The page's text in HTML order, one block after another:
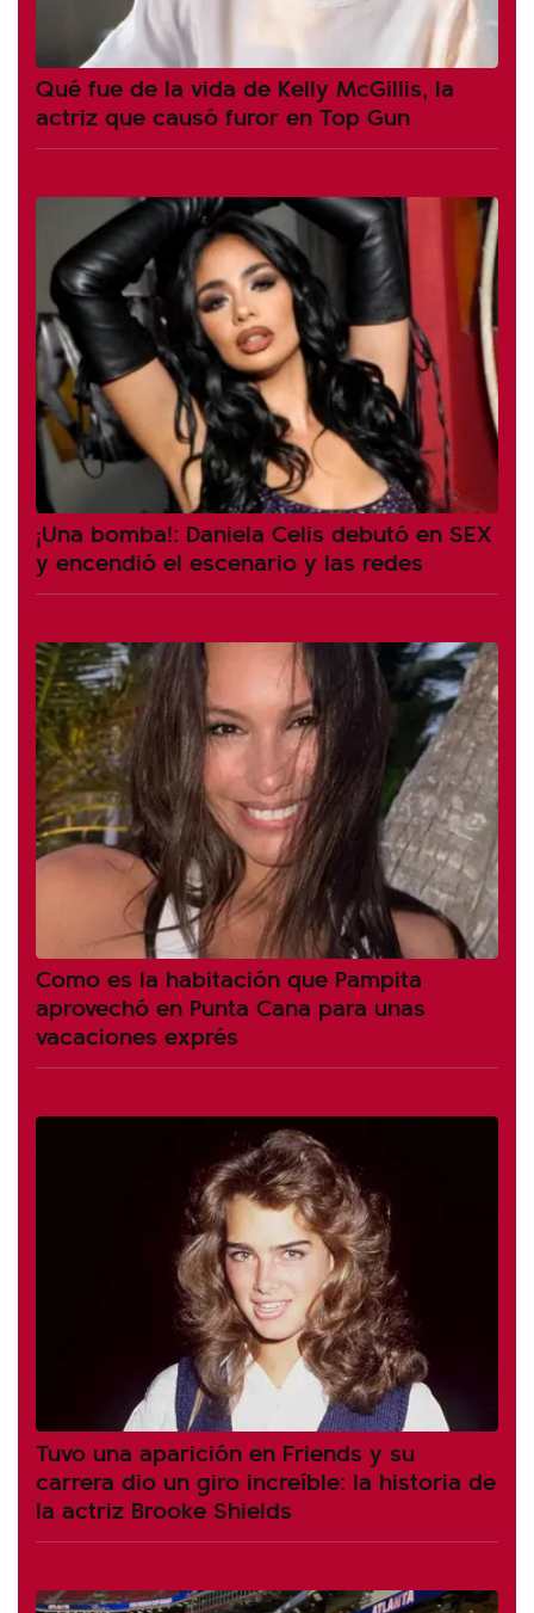
Qué fue de la vida de Kelly McGillis, la
actriz que causó furor en Top Gun
¡Una bomba!: Daniela Celis debutó en SEX
y encendió el escenario y las redes
Como es la habitación que Pampita
aprovechó en Punta Cana para unas
vacaciones exprés
Tuvo una aparición en Friends y su
carrera dio un giro increíble: la historia de
la actriz Brooke Shields